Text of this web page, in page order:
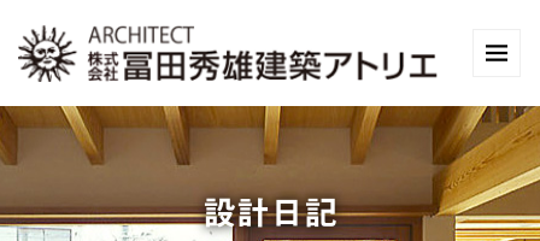
設計日記